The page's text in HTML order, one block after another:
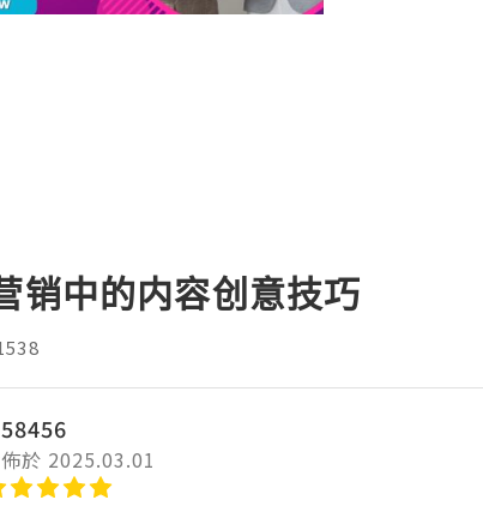
销中的内容创意技巧
於 2025.03.01